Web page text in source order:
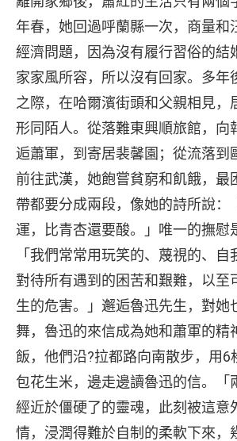
年春，她回過呼蘭縣一次，商量和
經濟問題，因為沒有履行習俗的結
家家風所容，所以沒有回家。多年
之際，在哈爾濱街頭和父親相見，
形同陌人。從落難東興順旅館，向
逅蕭軍，到寄居裴馨園；從流落到
前往武漢，她飽嘗貧窮和飢餓，最
帶都要分成兩段，像她的詩所說：
運，比青杏還要酸。」唯一的撫慰
「我們常常用玩笑的、蔑視的、自
對待所有遇到的困苦和艱難，以至
生的危害。」邂逅魯迅先生，對她
舞，魯迅的來信成為她和蕭軍的精
飯，他們沿?拉都路向南散步，用6
包花生米，邊走邊讀魯迅的信。「
經近於僵硬了的靈魂，此刻被這意
情，浸潤得難於自制的柔軟下來，